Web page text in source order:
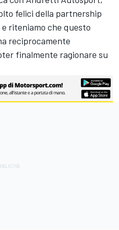
felici della partnership
riteniamo che questo
reciprocamente
finalmente ragionare su